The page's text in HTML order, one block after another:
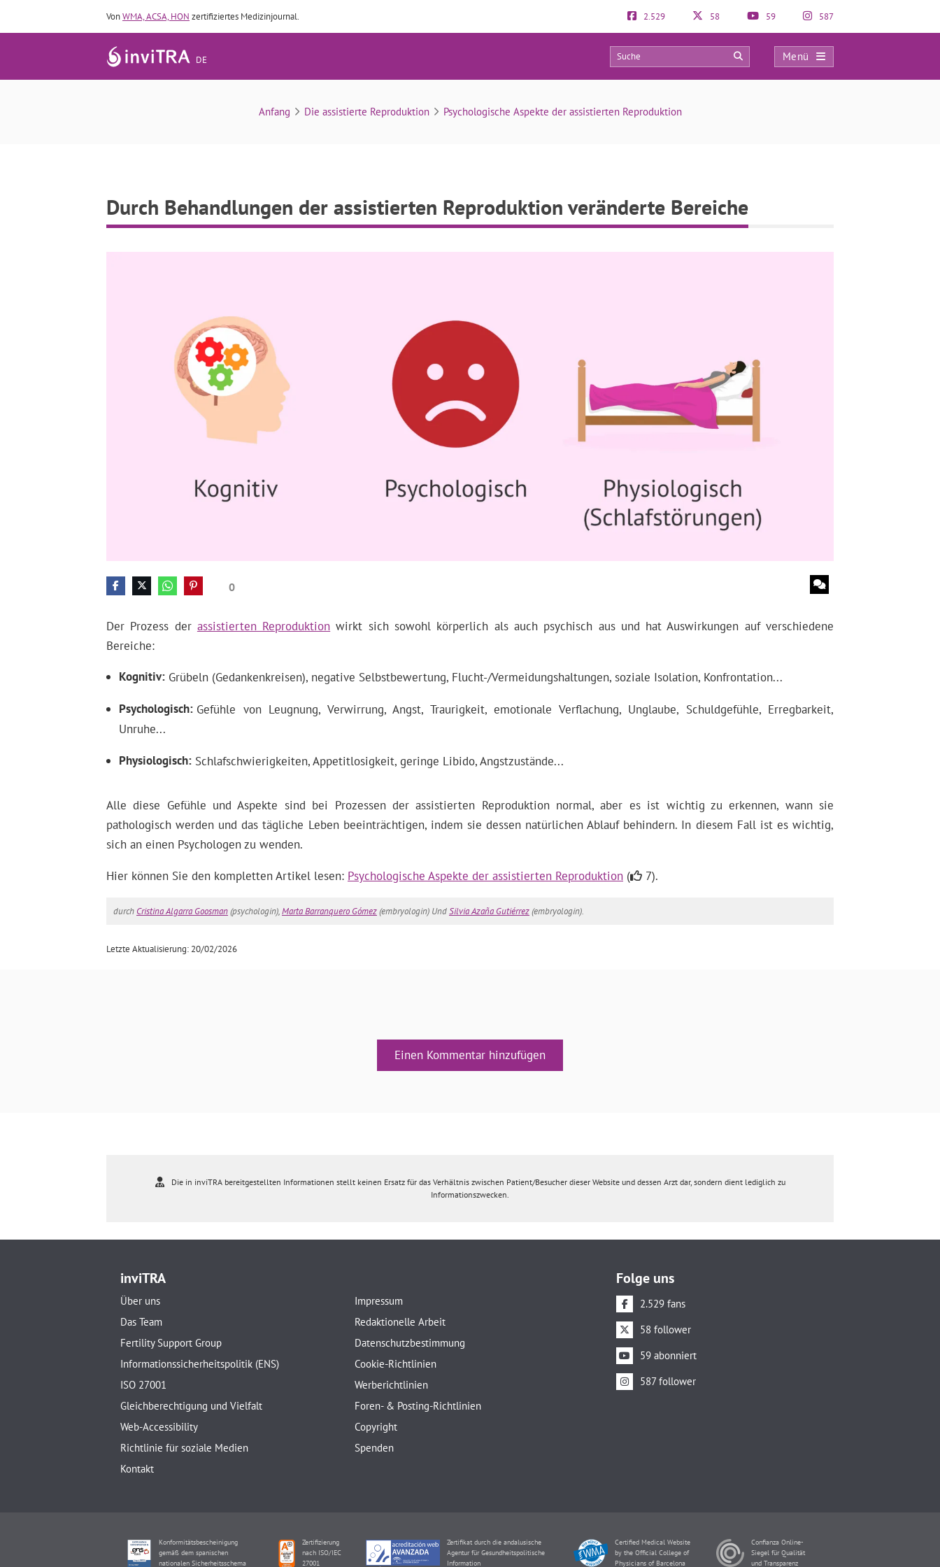
VonWMA, ACSA, HON zertifiziertes Medizinjournal. 2.529 58 59 587
DE
Menü
Durch Behandlungen der assistierten Reproduktion veränderte Bereiche
0 0
Anfang Die assistierte Reproduktion Psychologische Aspekte der assistierten Reproduktion
Durch Behandlungen der assistierten Reproduktion veränderte Bereiche
0
Der Prozess der assistierten Reproduktion wirkt sich sowohl körperlich als auch psychisch aus und hat Auswirkungen auf verschiedene
Bereiche:
Kognitiv Grübeln (Gedankenkreisen), negative Selbstbewertung, Flucht-/Vermeidungshaltungen, soziale Isolation, Konfrontation...
Psychologisch Gefühle von Leugnung, Verwirrung, Angst, Traurigkeit, emotionale Verflachung, Unglaube, Schuldgefühle, Erregbarkeit,
Unruhe...
Physiologisch Schlafschwierigkeiten, Appetitlosigkeit, geringe Libido, Angstzustände...
Alle diese Gefühle und Aspekte sind bei Prozessen der assistierten Reproduktion normal, aber es ist wichtig zu erkennen, wann sie
pathologisch werden und das tägliche Leben beeinträchtigen, indem sie dessen natürlichen Ablauf behindern. In diesem Fall ist es wichtig,
sich an einen Psychologen zu wenden.
Hier können Sie den kompletten Artikel lesen: Psychologische Aspekte der assistierten Reproduktion ( 7).
durch Cristina Algarra Goosman(psychologin),Marta Barranquero Gómez(embryologin) UndSilvia Azaña Gutiérrez(embryologin).
Letzte Aktualisierung: 20/02/2026
Einen Kommentar hinzufügen
Die in inviTRA bereitgestellten Informationen stellt keinen Ersatz für das Verhältnis zwischen Patient/Besucher dieser Website und dessen Arzt dar, sondern dient lediglich zu
Informationszwecken.
inviTRA
Über uns
Das Team
Fertility Support Group
Informationssicherheitspolitik (ENS)
ISO 27001
Gleichberechtigung und Vielfalt
Web-Accessibility
Richtlinie für soziale Medien
Kontakt
Impressum
Redaktionelle Arbeit
Datenschutzbestimmung
Cookie-Richtlinien
Werberichtlinien
Foren- & Posting-Richtlinien
Copyright
Spenden
Folge uns
2.529 fans
58 follower
59 abonniert
587 follower
Konformitätsbescheinigung
gemäß dem spanischen
nationalen Sicherheitsschema
Zertifizierung
nach ISO/IEC
27001
Zertifikat durch die andalusische
Agentur für Gesundheitspolitische
Information
Certified Medical Website
by the Official College of
Physicians of Barcelona
Confianza Online-
Siegel für Qualität
und Transparenz